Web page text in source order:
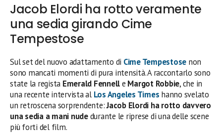
Jacob Elordi ha rotto veramente
una sedia girando Cime
Tempestose
Sul set del nuovo adattamento di Cime Tempestose non
sono mancati momenti di pura intensità. A raccontarlo sono
state la regista Emerald Fennelle Margot Robbie, che in
una recente intervista al Los Angeles Times hanno svelato
un retroscena sorprendente:Jacob Elordi ha rotto davvero
una sedia a mani nudedurante le riprese di una delle scene
più forti del film.